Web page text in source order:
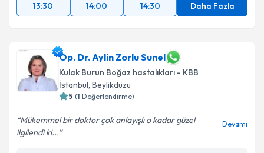
13:30
14:00 14:30 Daha Fazla
Op. Dr. Aylin Zorlu Sunel
Kulak Burun Boğaz hastalıkları - KBB
İstanbul, Beylikdüzü
5 (1 Değerlendirme)
Mükemmel bir doktor çok anlayışlı o kadar güzel
ilgilendi ki...
Devamı